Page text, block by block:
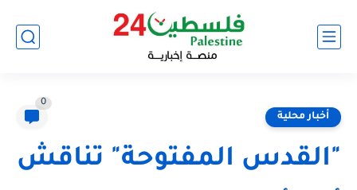
أخبار محلية
0
"القدس المفتوحة" تناقش